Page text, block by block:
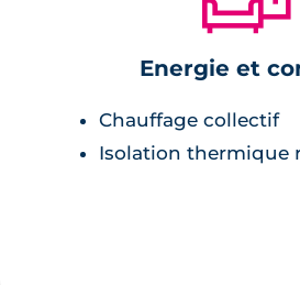
Energie et
Chauffage collectif
Isolation thermique